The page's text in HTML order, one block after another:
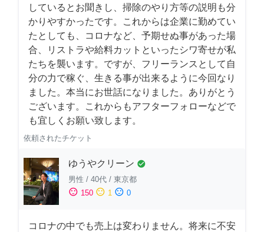
しているとお聞きし、掃除のやり方等の説明も分
かりやすかったです。これからは企業に勤めてい
たとしても、コロナなど、予期せぬ事があった場
合、リストラや給料カットといったシワ寄せが私
たちを襲います。ですが、フリーランスとして自
分の力で稼ぐ、生きる事が出来るように今回なり
ました。本当にお世話になりました。ありがとう
ございます。これからもアフターフォローなどで
も宜しくお願い致します。
依頼されたチケット
ゆうやクリーン check_circle
男性 / 40代 / 東京都
sentiment_satisfied 150 sentiment_neutral 1 sentiment_dissatisfied 0
コロナの中でも売上は変わりません。将来に不安